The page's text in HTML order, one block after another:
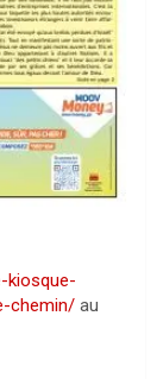
kiosque-
chemin/ au